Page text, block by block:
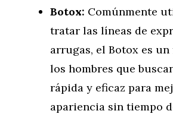
Botox: Comúnmente
tratar las líneas de
arrugas, el Botox es
los hombres que
rápida y eficaz para
apariencia sin tiempo